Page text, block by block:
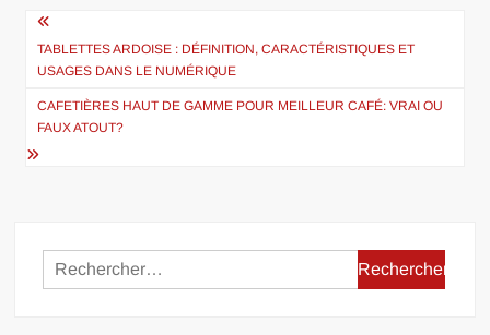
Navigation
de
l’article
TABLETTES ARDOISE : DÉFINITION, CARACTÉRISTIQUES ET
USAGES DANS LE NUMÉRIQUE
CAFETIÈRES HAUT DE GAMME POUR MEILLEUR CAFÉ: VRAI OU
FAUX ATOUT?
Rechercher :